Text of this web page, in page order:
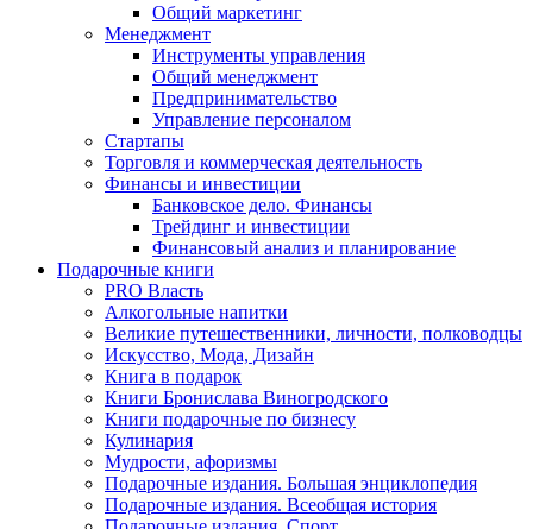
Общий маркетинг
Менеджмент
Инструменты управления
Общий менеджмент
Предпринимательство
Управление персоналом
Стартапы
Торговля и коммерческая деятельность
Финансы и инвестиции
Банковское дело. Финансы
Трейдинг и инвестиции
Финансовый анализ и планирование
Подарочные книги
PRO Власть
Алкогольные напитки
Великие путешественники, личности, полководцы
Искусство, Мода, Дизайн
Книга в подарок
Книги Бронислава Виногродского
Книги подарочные по бизнесу
Кулинария
Мудрости, афоризмы
Подарочные издания. Большая энциклопедия
Подарочные издания. Всеобщая история